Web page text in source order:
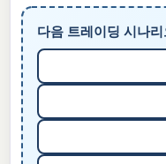
다음 트레이딩 시나